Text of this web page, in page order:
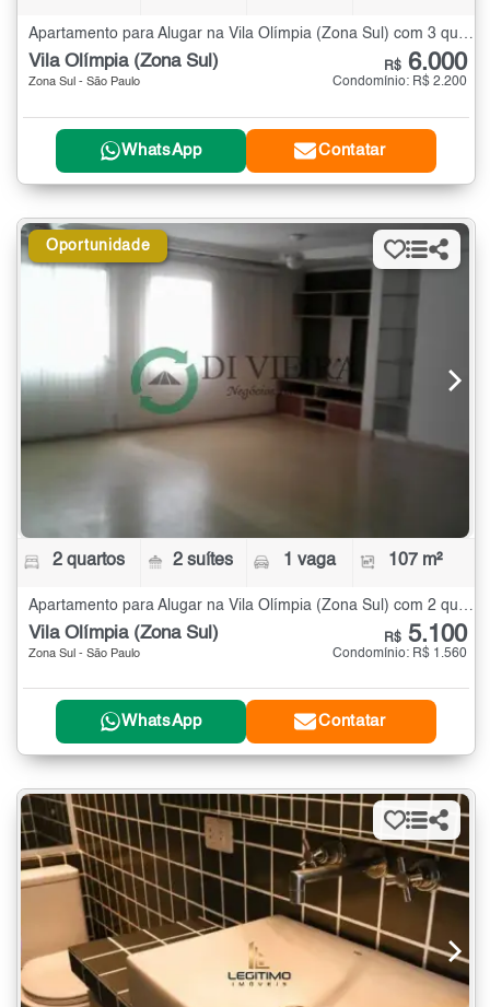
Apartamento para Alugar na Vila Olímpia (Zona Sul) com 3 quartos - 121 m²
Vila Olímpia (Zona Sul)
Zona Sul - São Paulo
R$ 6.000
Condomínio: R$ 2.200
WhatsApp Contatar
Oportunidade
2 quartos 2 suítes 1 vaga 107 m²
Vila Olímpia (Zona Sul)
Zona Sul - São Paulo
R$ 5.100
Condomínio: R$ 1.560
WhatsApp Contatar